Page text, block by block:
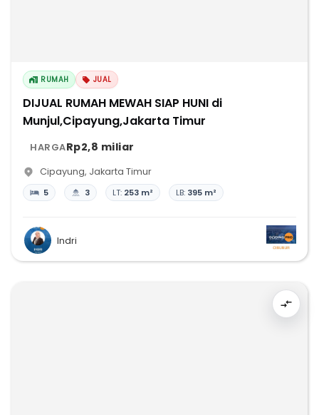
RUMAH JUAL
DIJUAL RUMAH MEWAH SIAP HUNI di
Munjul,Cipayung,Jakarta Timur
HARGARp2,8 miliar
Cipayung, Jakarta Timur
5 3 LT: 253 m² LB: 395 m²
Indri